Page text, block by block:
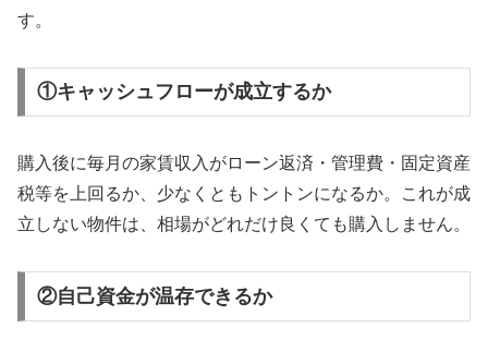
す。
①キャッシュフローが成立するか
購入後に毎月の家賃収入がローン返済・管理費・固定資産
税等を上回るか、少なくともトントンになるか。これが成
立しない物件は、相場がどれだけ良くても購入しません。
②自己資金が温存できるか